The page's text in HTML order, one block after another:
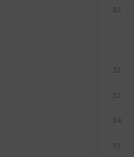
82
52
53
54
55